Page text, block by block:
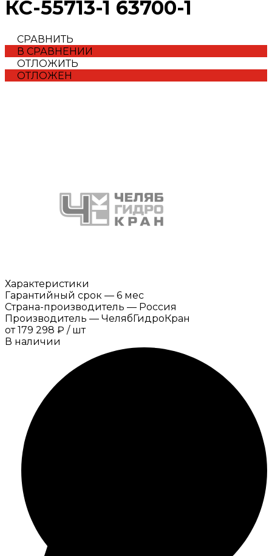
КС-55713-1 63700-1
СРАВНИТЬ
В СРАВНЕНИИ
ОТЛОЖИТЬ
ОТЛОЖЕН
Характеристики
Гарантийный срок — 6 мес
Страна-производитель — Россия
Производитель — ЧелябГидроКран
от 179 298 ₽ / шт
В наличии